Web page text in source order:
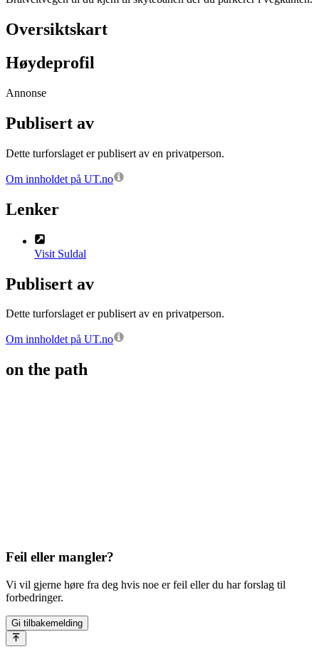
Oversiktskart
Høydeprofil
Annonse
Publisert av
Dette turforslaget er publisert av en privatperson.
Om innholdet på UT.no
Lenker
Visit Suldal
Publisert av
Dette turforslaget er publisert av en privatperson.
Om innholdet på UT.no
on the path
Feil eller mangler?
Vi vil gjerne høre fra deg hvis noe er feil eller du har forslag til
forbedringer.
Gi tilbakemelding